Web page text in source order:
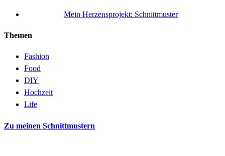
Mein Herzensprojekt: Schnittmuster
Themen
Fashion
Food
DIY
Hochzeit
Life
Zu meinen Schnittmustern